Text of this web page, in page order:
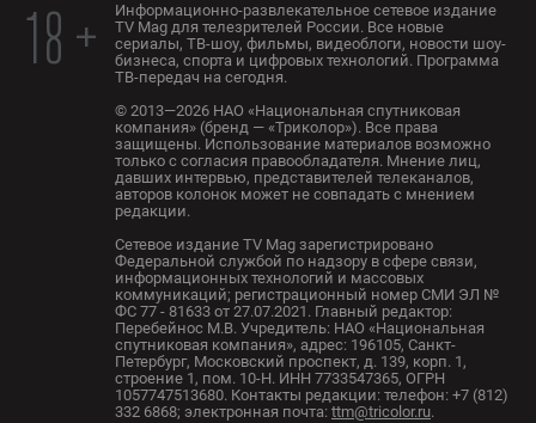
18 +
Информационно-развлекательное сетевое издание
TV Mag для телезрителей России. Все новые
сериалы, ТВ-шоу, фильмы, видеоблоги, новости шоу-
бизнеса, спорта и цифровых технологий. Программа
ТВ-передач на сегодня.
© 2013—2026 НАО «Национальная спутниковая
компания» (бренд — «Триколор»). Все права
защищены. Использование материалов возможно
только с согласия правообладателя. Мнение лиц,
давших интервью, представителей телеканалов,
авторов колонок может не совпадать с мнением
редакции.
Сетевое издание TV Mag зарегистрировано
Федеральной службой по надзору в сфере связи,
информационных технологий и массовых
коммуникаций; регистрационный номер СМИ ЭЛ №
ФС 77 - 81633 от 27.07.2021. Главный редактор:
Перебейнос М.В. Учредитель: НАО «Национальная
спутниковая компания», адрес: 196105, Санкт-
Петербург, Московский проспект, д. 139, корп. 1,
строение 1, пом. 10-Н. ИНН 7733547365, ОГРН
1057747513680. Контакты редакции: телефон: +7 (812)
332 6868; электронная почта: ttm@tricolor.ru.